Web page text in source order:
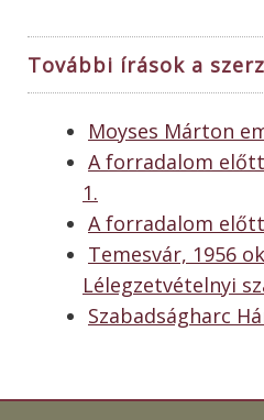
További írások a
Moyses Márton
A forradalom
1.
A forradalom
Temesvár, 1956
Lélegzetvételnyi
Szabadságharc